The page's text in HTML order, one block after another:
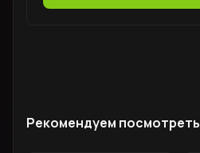
Рекомендуем посмотреть